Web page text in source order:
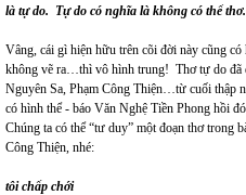
là tự do. Tự do có nghĩa là không có thể
Vâng, cái gì hiện hữu trên cõi đời này cũng
không vẽ ra…thì vô hình trung! Thơ tự do đã
Nguyên Sa, Phạm Công Thiện…từ cuối thập
có hình thể - báo Văn Nghệ Tiền Phong hồi
Chúng ta có thể “tư duy” một đoạn thơ trong
Công Thiện, nhé:
tôi chấp chới